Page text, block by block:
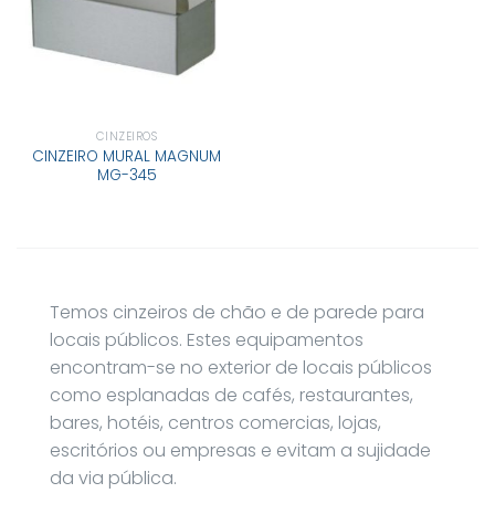
CINZEIROS
CINZEIRO MURAL MAGNUM
MG-345
Temos cinzeiros de chão e de parede para
locais públicos. Estes equipamentos
encontram-se no exterior de locais públicos
como esplanadas de cafés, restaurantes,
bares, hotéis, centros comercias, lojas,
escritórios ou empresas e evitam a sujidade
da via pública.